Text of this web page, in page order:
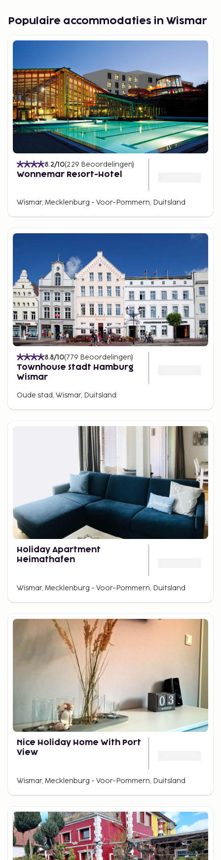
Populaire accommodaties in Wismar
8.2/10(229 Beoordelingen)
Wonnemar Resort-Hotel
Wismar, Mecklenburg - Voor-Pommern, Duitsland
8.8/10(779 Beoordelingen)
Townhouse Stadt Hamburg
Wismar
Oude stad, Wismar, Duitsland
Holiday Apartment
Heimathafen
Wismar, Mecklenburg - Voor-Pommern, Duitsland
Nice Holiday Home With Port
View
Wismar, Mecklenburg - Voor-Pommern, Duitsland